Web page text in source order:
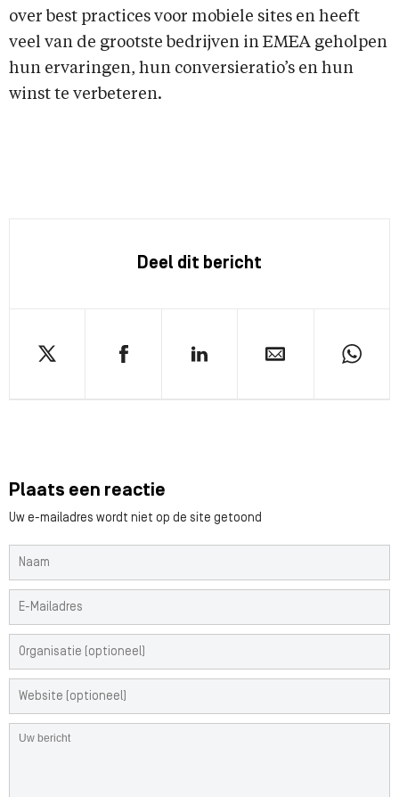
over best practices voor mobiele sites en heeft
veel van de grootste bedrijven in EMEA geholpen
hun ervaringen, hun conversieratio’s en hun
winst te verbeteren.
Deel dit bericht
Plaats een reactie
Uw e-mailadres wordt niet op de site getoond